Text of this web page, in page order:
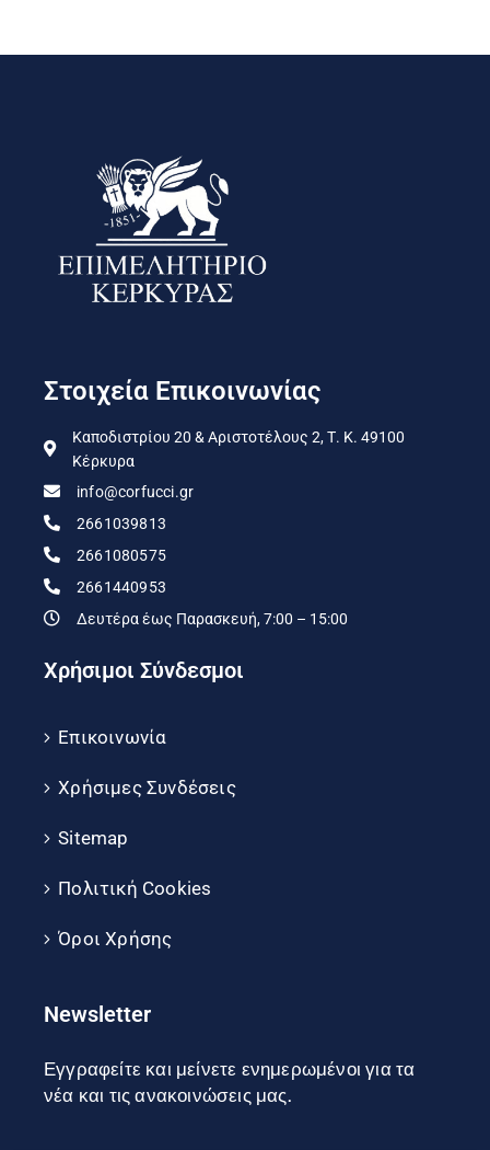
Στοιχεία Επικοινωνίας
Καποδιστρίου 20 & Αριστοτέλους 2, Τ. Κ. 49100
Κέρκυρα
info@corfucci.gr
2661039813
2661080575
2661440953
Δευτέρα έως Παρασκευή, 7:00 – 15:00
Χρήσιμοι Σύνδεσμοι
Επικοινωνία
Χρήσιμες Συνδέσεις
Sitemap
Πολιτική Cookies
Όροι Χρήσης
Newsletter
Εγγραφείτε και μείνετε ενημερωμένοι για τα
νέα και τις ανακοινώσεις μας.